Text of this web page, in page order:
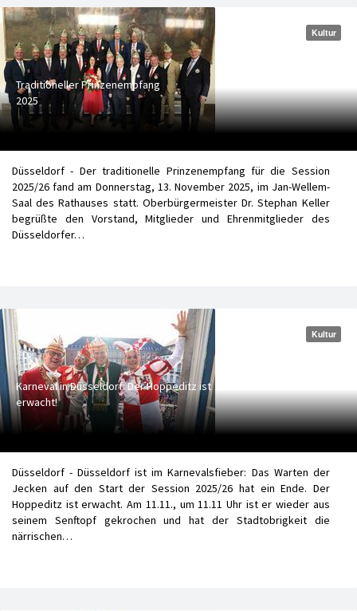
Kultur
Traditioneller Prinzenempfang
2025
Düsseldorf - Der traditionelle Prinzenempfang für die Session
2025/26 fand am Donnerstag, 13. November 2025, im Jan-Wellem-
Saal des Rathauses statt. Oberbürgermeister Dr. Stephan Keller
begrüßte den Vorstand, Mitglieder und Ehrenmitglieder des
Düsseldorfer…
Kultur
Karneval in Düsseldorf: Der Hoppeditz ist
erwacht!
Düsseldorf - Düsseldorf ist im Karnevalsfieber: Das Warten der
Jecken auf den Start der Session 2025/26 hat ein Ende. Der
Hoppeditz ist erwacht. Am 11.11., um 11.11 Uhr ist er wieder aus
seinem Senftopf gekrochen und hat der Stadtobrigkeit die
närrischen…